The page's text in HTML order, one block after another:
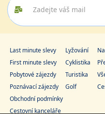
Last minute slevy
First minute slevy
Pobytové zájezdy
Poznávací zájezdy
Lyžování
Cyklistika
Turistika
Golf
Obchodní podmínky
Cestovní kanceláře